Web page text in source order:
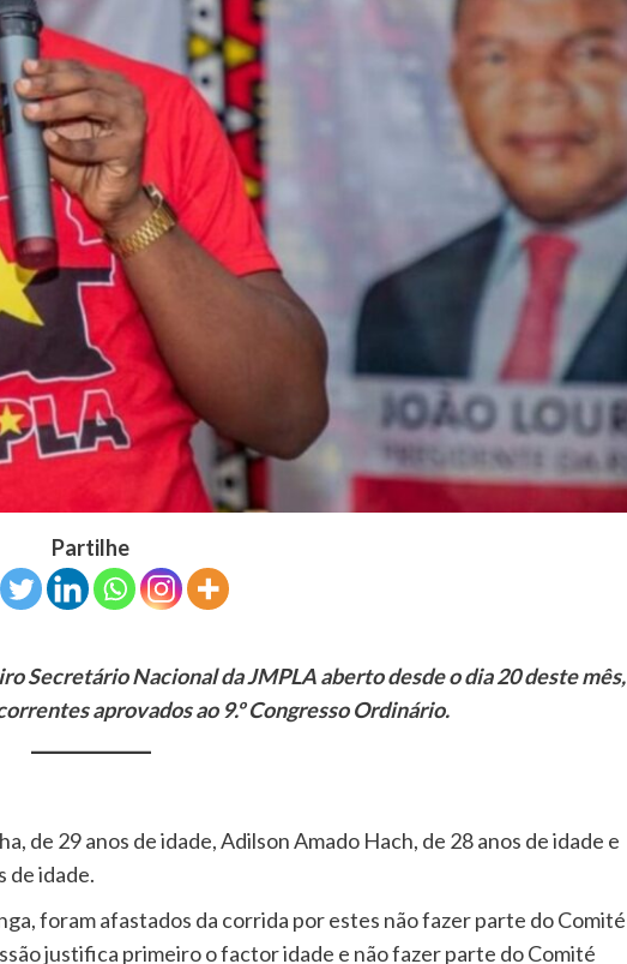
Partilhe
Secretário Nacional da JMPLA aberto desde o dia 20 deste mês,
aprovados ao 9.º Congresso Ordinário.
de 29 anos de idade, Adilson Amado Hach, de 28 anos de idade e
de idade.
foram afastados da corrida por estes não fazer parte do Comité
justifica primeiro o factor idade e não fazer parte do Comité